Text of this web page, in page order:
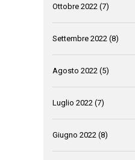
Ottobre 2022 (7)
Settembre 2022 (8)
Agosto 2022 (5)
Luglio 2022 (7)
Giugno 2022 (8)